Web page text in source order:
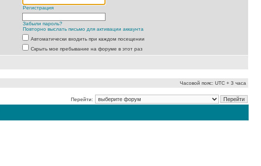
Регистрация
Забыли пароль?
Повторно выслать письмо для активации аккаунта
Автоматически входить при каждом посещении
Скрыть мое пребывание на форуме в этот раз
Часовой пояс: UTC + 3 часа
Перейти: